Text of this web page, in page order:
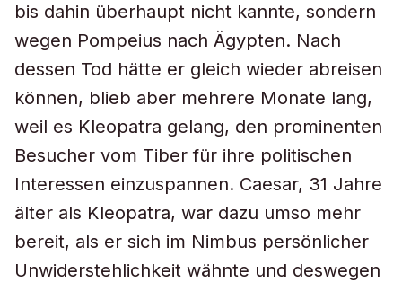
bis dahin überhaupt nicht kannte, sondern
wegen Pompeius nach Ägypten. Nach
dessen Tod hätte er gleich wieder abreisen
können, blieb aber mehrere Monate lang,
weil es Kleopatra gelang, den prominenten
Besucher vom Tiber für ihre politischen
Interessen einzuspannen. Caesar, 31 Jahre
älter als Kleopatra, war dazu umso mehr
bereit, als er sich im Nimbus persönlicher
Unwiderstehlichkeit wähnte und deswegen